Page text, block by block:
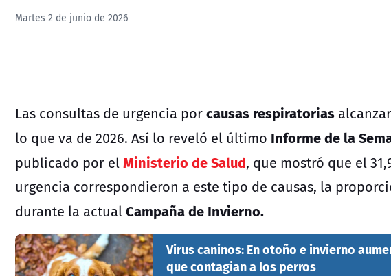
Martes 2 de junio de 2026
Las consultas de urgencia porcausas respiratorias
lo que va de 2026. Así lo reveló el último Informe de la
publicado por elMinisterio de Salud, que mostró que el
urgencia correspondieron a este tipo de causas, la
durante la actualCampaña de Invierno.
Virus caninos: En otoño e invierno
que contagian a los perros